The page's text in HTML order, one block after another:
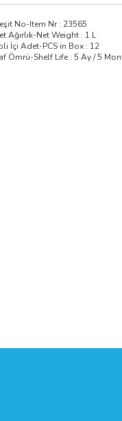
No-Item Nr : 23565
Ağırlık-Net Weight : 1 L
İçi Adet-PCS in Box : 12
Ömrü-Shelf Life : 5 Ay / 5